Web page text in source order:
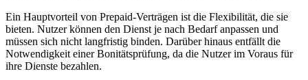
Ein Hauptvorteil von Prepaid-Verträgen ist die Flexibilität, die sie
bieten. Nutzer können den Dienst je nach Bedarf anpassen und
müssen sich nicht langfristig binden. Darüber hinaus entfällt die
Notwendigkeit einer Bonitätsprüfung, da die Nutzer im Voraus für
ihre Dienste bezahlen.